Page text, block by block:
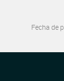
Fecha de